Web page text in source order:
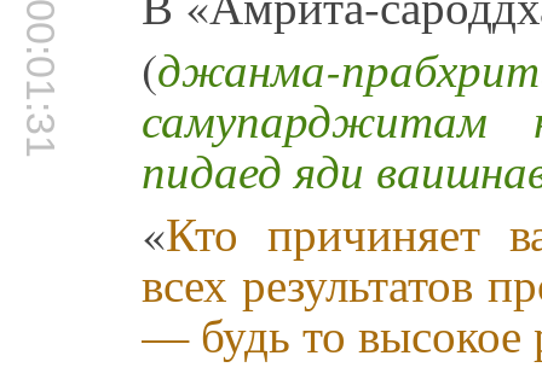
00:01:31
(джанма-
пидаед яди
«Кто причиняет
всех результатов
— будь то высокое